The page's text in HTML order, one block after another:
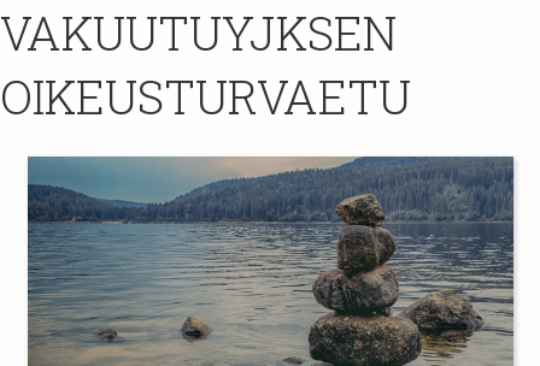
VAKUUTUYJKSEN
OIKEUSTURVAETU